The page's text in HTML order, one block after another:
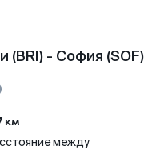
- София (SOF)
км
между